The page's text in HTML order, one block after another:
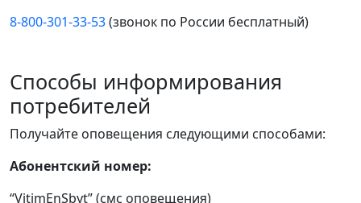
8-800-301-33-53(звонок по России бесплатный)
Способы информирования
потребителей
Получайте оповещения следующими способами:
Абонентский номер:
“VitimEnSbyt” (смс оповещения)